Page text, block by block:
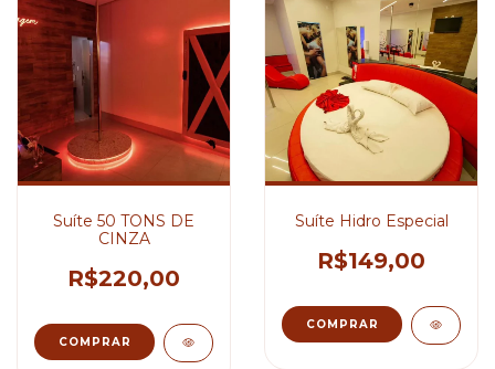
Suíte 50 TONS DE
CINZA
R$220,00
COMPRAR
Suíte Hidro Especial
R$149,00
COMPRAR